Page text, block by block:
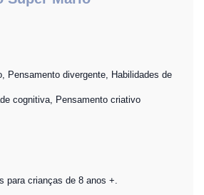
Pensamento divergente, Habilidades de
cognitiva, Pensamento criativo
para crianças de 8 anos +.